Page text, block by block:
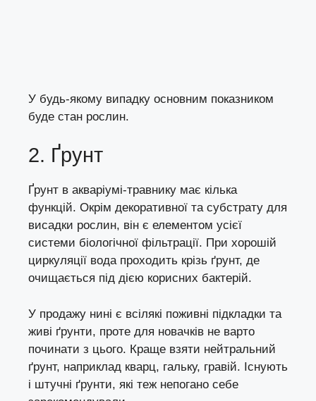
У будь-якому випадку основним показником
буде стан рослин.
2. Ґрунт
Ґрунт в акваріумі-травнику має кілька
функцій. Окрім декоративної та субстрату для
висадки рослин, він є елементом усієї
системи біологічної фільтрації. При хорошій
циркуляції вода проходить крізь ґрунт, де
очищається під дією корисних бактерій.
У продажу нині є всілякі поживні підкладки та
живі ґрунти, проте для новачків не варто
починати з цього. Краще взяти нейтральний
ґрунт, наприклад кварц, гальку, гравій. Існують
і штучні ґрунти, які теж непогано себе